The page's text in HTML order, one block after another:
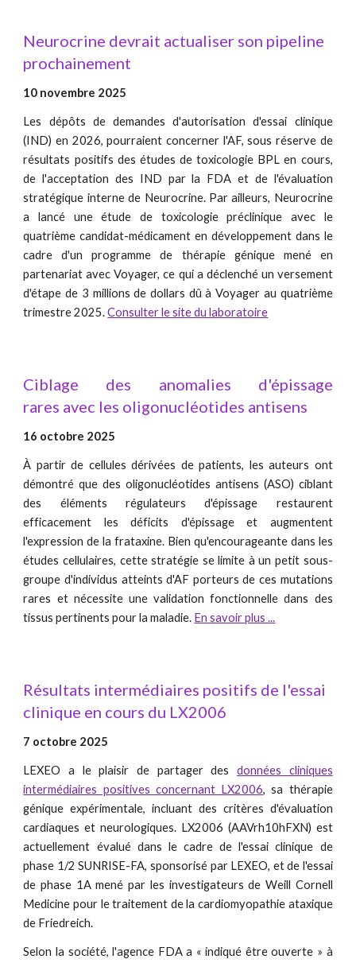
Neurocrine devrait actualiser son pipeline
prochainement
10 novembre 2025
Les dépôts de demandes d'autorisation d'essai clinique
(IND) en 2026, pourraient concerner l'AF, sous réserve de
résultats positifs des études de toxicologie BPL en cours,
de l'acceptation des IND par la FDA et de l'évaluation
stratégique interne de Neurocrine. Par ailleurs, Neurocrine
a lancé une étude de toxicologie préclinique avec le
quatrième candidat-médicament en développement dans le
cadre d'un programme de thérapie génique mené en
partenariat avec Voyager, ce qui a déclenché un versement
d'étape de 3 millions de dollars dû à Voyager au quatrième
trimestre 2025.Consulter le site du laboratoire
Ciblage des anomalies d'épissage
rares avec les oligonucléotides antisens
16 octobre 2025
À partir de cellules dérivées de patients, les auteurs ont
démontré que des oligonucléotides antisens (ASO) ciblant
des éléments régulateurs d'épissage restaurent
efficacement les déficits d'épissage et augmentent
l'expression de la frataxine. Bien qu'encourageante dans les
études cellulaires, cette stratégie se limite à un petit sous-
groupe d'individus atteints d'AF porteurs de ces mutations
rares et nécessite une validation fonctionnelle dans des
tissus pertinents pour la maladie. En savoir plus ...
Résultats intermédiaires positifs de l'essai
clinique en cours du LX2006
7 octobre 2025
LEXEO a le plaisir de partager des données cliniques
intermédiaires positives concernant LX2006, sa thérapie
génique expérimentale, incluant des critères d'évaluation
cardiaques et neurologiques. LX2006 (AAVrh10hFXN) est
actuellement évalué dans le cadre de l'essai clinique de
phase 1/2 SUNRISE-FA, sponsorisé par LEXEO, et de l'essai
de phase 1A mené par les investigateurs de Weill Cornell
Medicine pour le traitement de la cardiomyopathie ataxique
de Friedreich.
Selon la société, l'agence FDA a « indiqué être ouverte » à